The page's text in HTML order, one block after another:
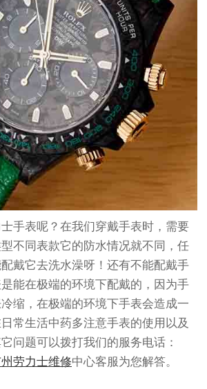
表呢？在我们穿戴手表时，需要
不同表款它的防水情况就不同，任
戴它去洗水澡呀！还有不能配戴手
能在极端的环境下配戴的，因为手
缩，在极端的环境下手表会造成一
常生活中药多注意手表的使用以及
问题可以拨打我们的服务电话：
劳力士维修中心客服为您解答。